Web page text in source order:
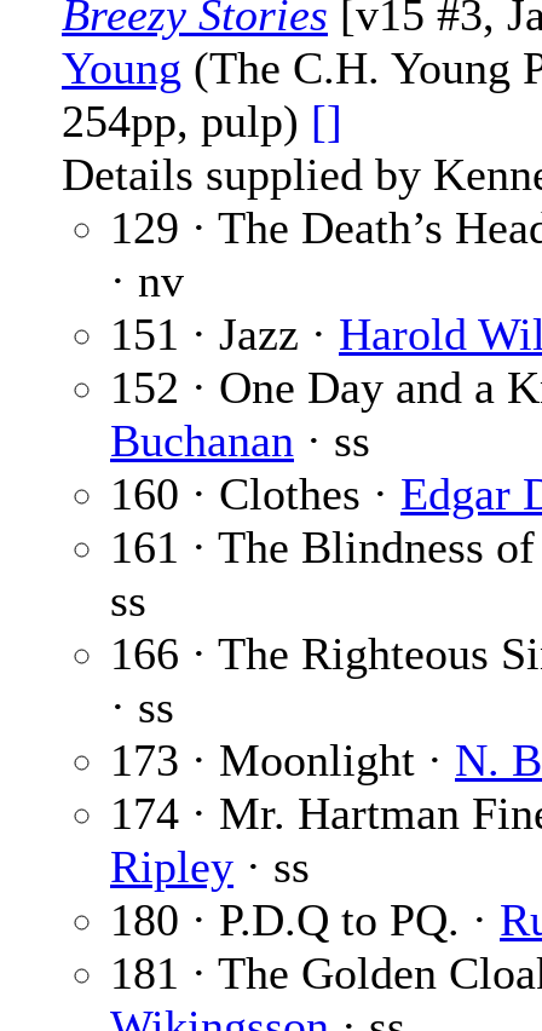
Breezy Stories [v15 #3,
Young (The C.H. Young
254pp, pulp) []
Details supplied by
129 · The Death’s
· nv
151 · Jazz · Harold
152 · One Day and a
Buchanan · ss
160 · Clothes · Edgar
161 · The Blindness
ss
166 · The Righteous
· ss
173 · Moonlight · N.
174 · Mr. Hartman
Ripley · ss
180 · P.D.Q to PQ. ·
181 · The Golden